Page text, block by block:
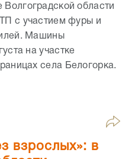
области
с участием фуры и
Машины
на участке
села Белогорка.
взрослых»: в